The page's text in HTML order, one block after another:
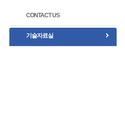
CONTACT US
기술자료실